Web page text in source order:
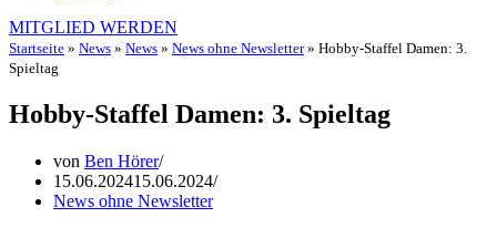
MITGLIED WERDEN
Startseite » News » News » News ohne Newsletter» Hobby-Staffel Damen: 3.
Spieltag
Hobby-Staffel Damen: 3. Spieltag
von Ben Hörer
15.06.202415.06.2024
News ohne Newsletter